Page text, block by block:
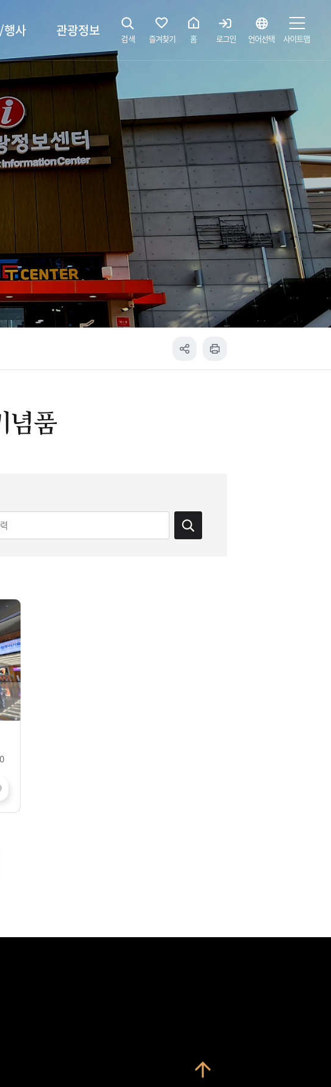
장항습지
누리길
벚꽃명소
행사 관광정보
문화관광해설사 예약하기
해설사 공간
검색 즐겨찾기 홈 로그인 언어선택 사이트맵
념품